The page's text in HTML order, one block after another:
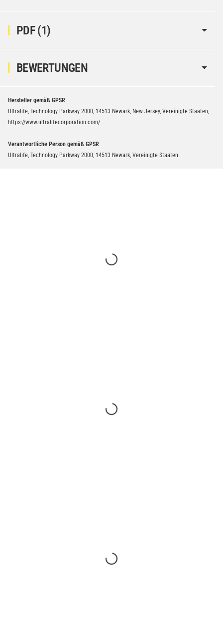
PDF (1)
BEWERTUNGEN
Hersteller gemäß GPSR
Ultralife, Technology Parkway 2000, 14513 Newark, New Jersey, Vereinigte Staaten,
https://www.ultralifecorporation.com/
Verantwortliche Person gemäß GPSR
Ultralife, Technology Parkway 2000, 14513 Newark, Vereinigte Staaten